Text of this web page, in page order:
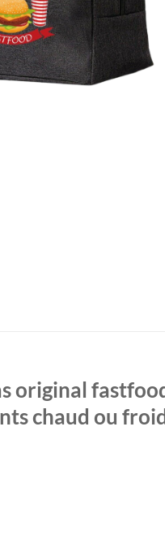
original
chaud ou